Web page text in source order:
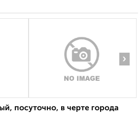
›
посуточно, в черте города